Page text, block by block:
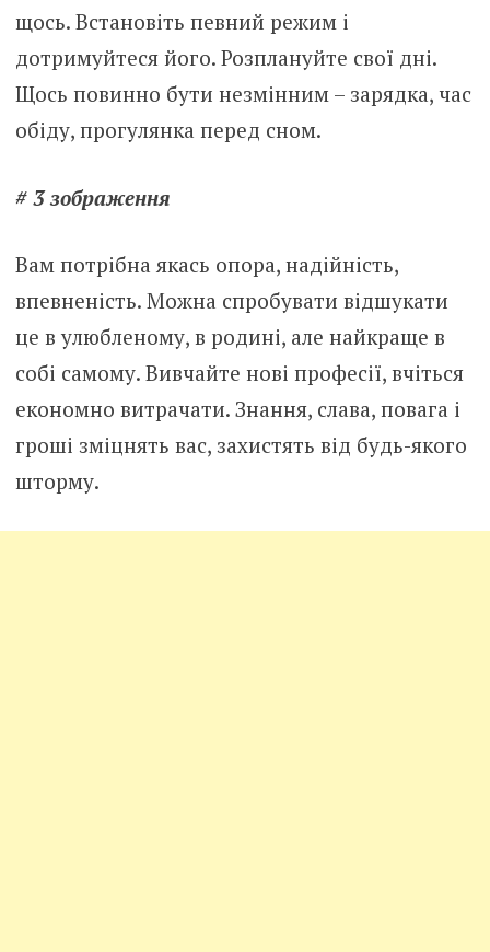
щось. Встановіть певний режим і
дотримуйтеся його. Розплануйте свої дні.
Щось повинно бути незмінним – зарядка, час
обіду, прогулянка перед сном.
# 3 зображення
Вам потрібна якась опора, надійність,
впевненість. Можна спробувати відшукати
це в улюбленому, в родині, але найкраще в
собі самому. Вивчайте нові професії, вчіться
економно витрачати. Знання, слава, повага і
гроші зміцнять вас, захистять від будь-якого
шторму.